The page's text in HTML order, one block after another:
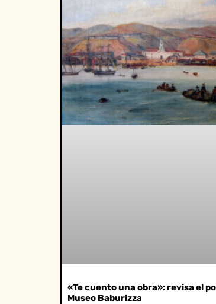
«Te cuento una obra»: revisa el
Museo Baburizza